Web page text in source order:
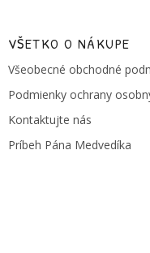
VŠETKO O NÁKUPE
Všeobecné obchodné
Podmienky ochrany
Kontaktujte nás
Príbeh Pána Medvedíka